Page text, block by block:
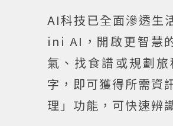
AI科技已全面滲透生
ini AI，開啟更智慧
氣、找食譜或規劃
字，即可獲得所需資
理」功能，可快速辨